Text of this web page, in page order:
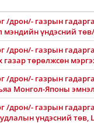
/дрон/- газрын
мэндийн үндэсний төв/
/дрон/- газрын
газар төрөлжсөн
/дрон/- газрын
Монгол-Японы
/дрон/- газрын
үндэсний төв,